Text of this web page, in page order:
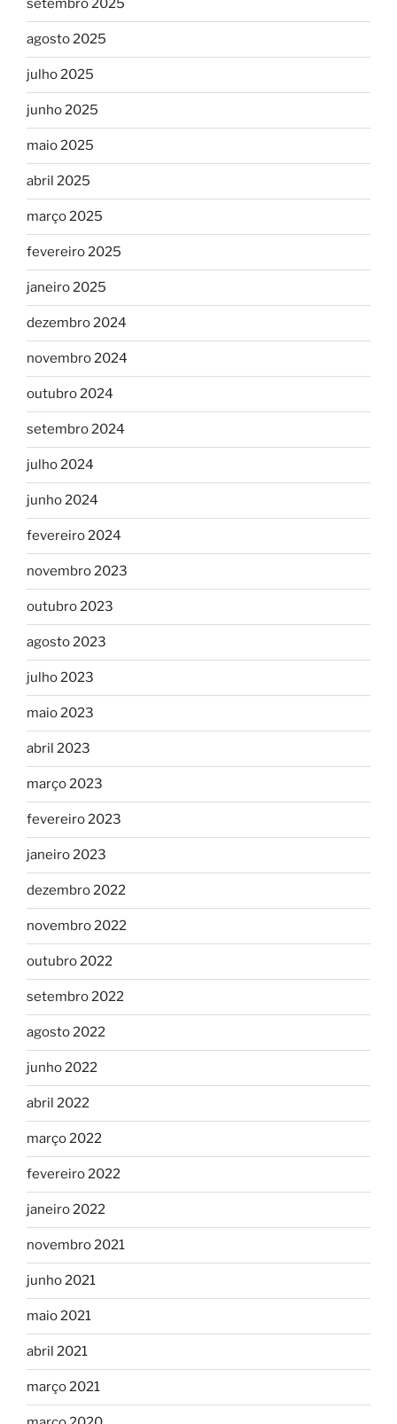
setembro 2025
agosto 2025
julho 2025
junho 2025
maio 2025
abril 2025
março 2025
fevereiro 2025
janeiro 2025
dezembro 2024
novembro 2024
outubro 2024
setembro 2024
julho 2024
junho 2024
fevereiro 2024
novembro 2023
outubro 2023
agosto 2023
julho 2023
maio 2023
abril 2023
março 2023
fevereiro 2023
janeiro 2023
dezembro 2022
novembro 2022
outubro 2022
setembro 2022
agosto 2022
junho 2022
abril 2022
março 2022
fevereiro 2022
janeiro 2022
novembro 2021
junho 2021
maio 2021
abril 2021
março 2021